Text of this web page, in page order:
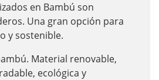
en Bambú son
Una gran opción para
y sostenible.
Material renovable,
ecológica y